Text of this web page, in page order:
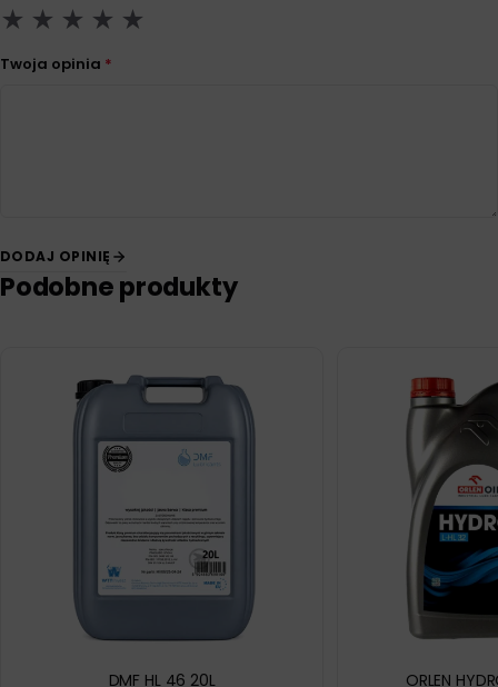
Twoja opinia *
DODAJ OPINIĘ
Podobne produkty
DMF HL 46 20L
ORLEN